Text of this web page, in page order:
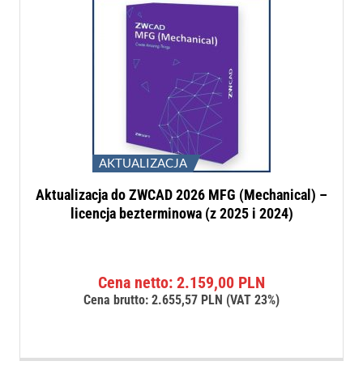
AKTUALIZACJA
Aktualizacja do ZWCAD 2026 MFG (Mechanical) –
licencja bezterminowa (z 2025 i 2024)
Cena netto:2.159,00 PLN
Cena brutto:2.655,57 PLN (VAT 23%)